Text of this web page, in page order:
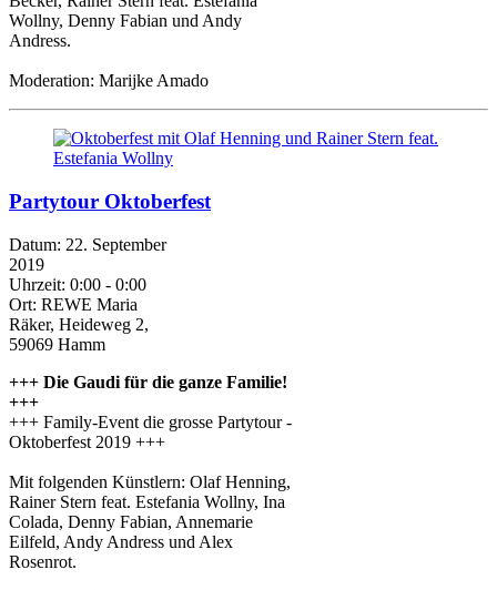
Wollny, Denny Fabian und Andy
Andress.
Moderation: Marijke Amado
Partytour Oktoberfest
Datum: 22. September
2019
Uhrzeit: 0:00 - 0:00
Ort: REWE Maria
Räker, Heideweg 2,
59069 Hamm
+++ Die Gaudi für die ganze Familie!
+++
+++ Family-Event die grosse Partytour -
Oktoberfest 2019 +++
Mit folgenden Künstlern: Olaf Henning,
Rainer Stern feat. Estefania Wollny, Ina
Colada, Denny Fabian, Annemarie
Eilfeld, Andy Andress und Alex
Rosenrot.